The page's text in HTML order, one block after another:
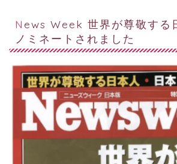
News Week 世界が尊敬する日本人100人に
ノミネートされました